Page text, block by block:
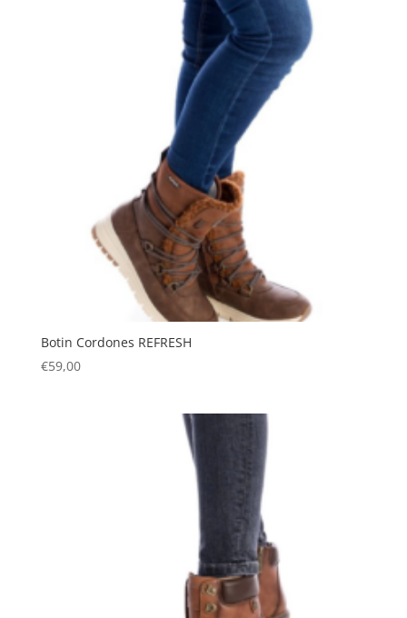
Botin Cordones REFRESH
€59,00